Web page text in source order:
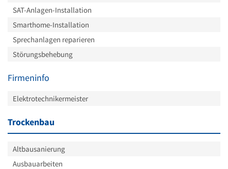
SAT-Anlagen-Installation
Smarthome-Installation
Sprechanlagen reparieren
Störungsbehebung
Firmeninfo
Elektrotechnikermeister
Trockenbau
Altbausanierung
Ausbauarbeiten